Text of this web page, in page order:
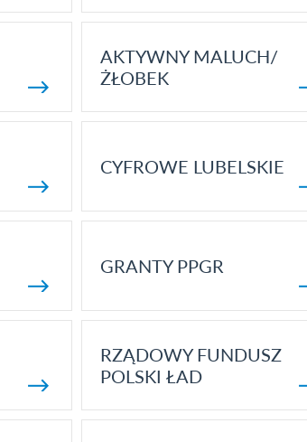
AKTYWNY MALUCH/
ŻŁOBEK
CYFROWE LUBELSKIE
GRANTY PPGR
RZĄDOWY FUNDUSZ
POLSKI ŁAD